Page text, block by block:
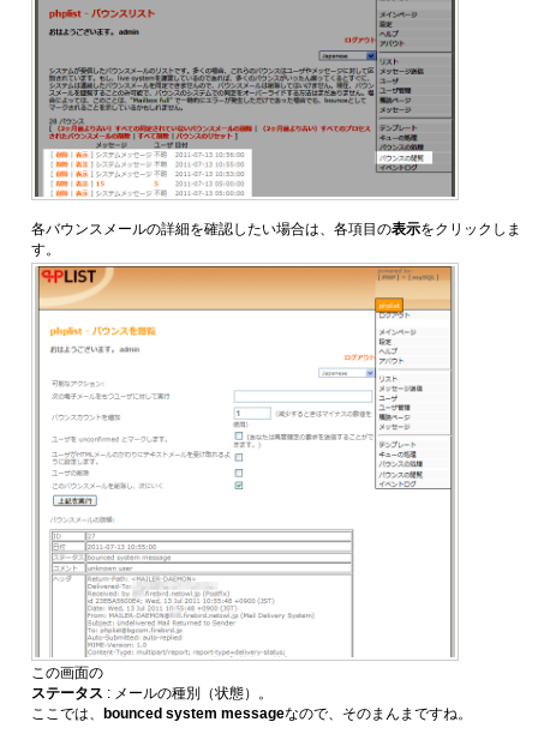
各バウンスメールの詳細を確認したい場合は、各項目の表示をクリックしま
す。
この画面の
ステータス : メールの種別（状態）。
ここでは、
bounced system messageなので、そのまんまですね。